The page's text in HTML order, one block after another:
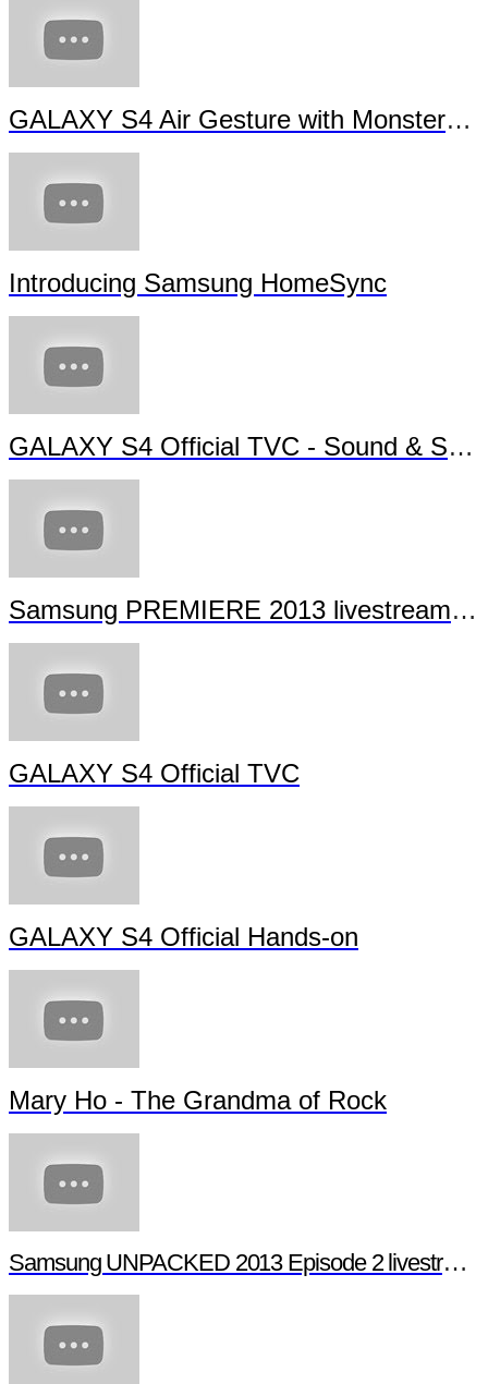
GALAXY S4 Air Gesture with Monsters University
Introducing Samsung HomeSync
GALAXY S4 Official TVC - Sound & Shot
Samsung PREMIERE 2013 livestream (full length)
GALAXY S4 Official TVC
GALAXY S4 Official Hands-on
Mary Ho - The Grandma of Rock
Samsung UNPACKED 2013 Episode 2 livestream (full length)